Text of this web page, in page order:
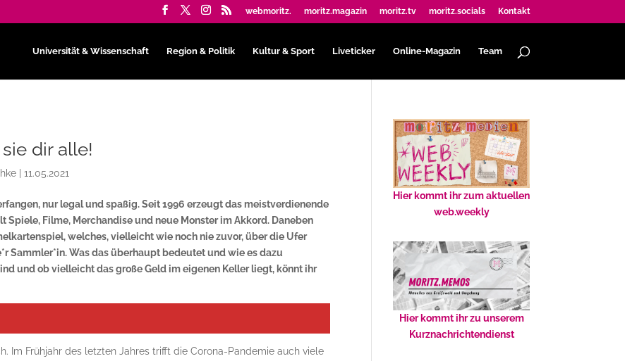
webmoritz. moritz.magazin moritz.tv moritz.socials Kontakt
Universität & Wissenschaft Region & Politik Kultur & Sport Liveticker Online-Magazin Team
sie dir alle!
|11.05.2021
nur legal und spaßig. Seit 1996 erzeugt das meistverdienende
Spiele, Filme, Merchandise und neue Monster im Akkord. Daneben
welches, vielleicht wie noch nie zuvor, über die Ufer
Sammler*in. Was das überhaupt bedeutet und wie es dazu
und ob vielleicht das große Geld im eigenen Keller liegt, könnt ihr
Im Frühjahr des letzten Jahres trifft die Corona-Pandemie auch viele
Hier kommt ihr zum aktuellen
web.weekly
Hier kommt ihr zu unserem
Kurznachrichtendienst